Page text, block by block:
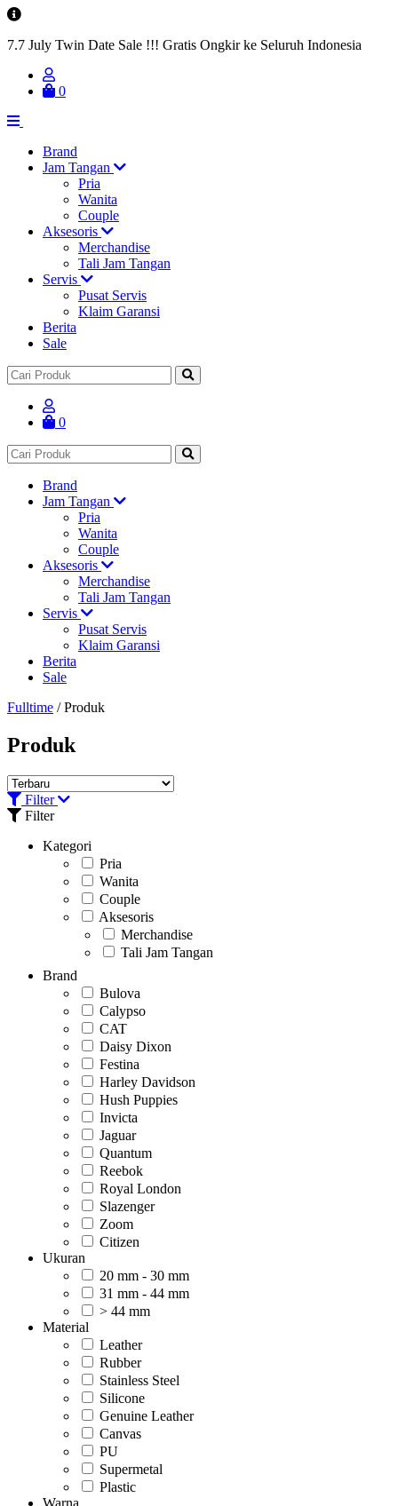
7.7 July Twin Date Sale !!! Gratis Ongkir ke Seluruh Indonesia
0
Brand
Jam Tangan
Pria
Wanita
Couple
Aksesoris
Merchandise
Tali Jam Tangan
Servis
Pusat Servis
Klaim Garansi
Berita
Sale
0
Brand
Jam Tangan
Pria
Wanita
Couple
Aksesoris
Merchandise
Tali Jam Tangan
Servis
Pusat Servis
Klaim Garansi
Berita
Sale
Fulltime /Produk
Produk
Filter
Filter
Kategori
Pria
Wanita
Couple
Aksesoris
Merchandise
Tali Jam Tangan
Brand
Bulova
Calypso
CAT
Daisy Dixon
Festina
Harley Davidson
Hush Puppies
Invicta
Jaguar
Quantum
Reebok
Royal London
Slazenger
Zoom
Citizen
Ukuran
20 mm - 30 mm
31 mm - 44 mm
> 44 mm
Material
Leather
Rubber
Stainless Steel
Silicone
Genuine Leather
Canvas
PU
Supermetal
Plastic
Warna